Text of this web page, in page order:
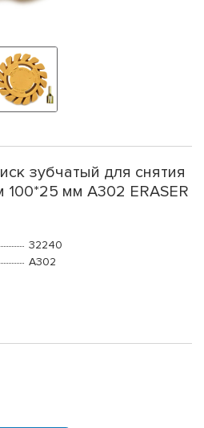
зубчатый для снятия
100*25 мм А302 ERASER
32240
А302